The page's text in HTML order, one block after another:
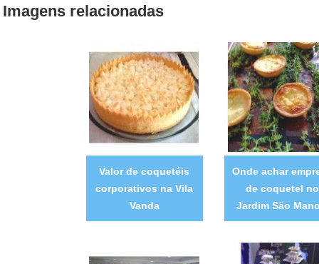
Imagens relacionadas
Valor de coquetéis
corporativos na Vila
Vanda
Onde achar
de coquetel no
Jardim São